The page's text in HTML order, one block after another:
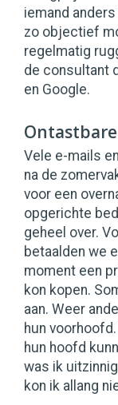
iemand anders
zo objectief
regelmatig
de consultant
en Google.
Vele e-mails
na de
voor een
opgerichte
geheel over.
betaalden we
moment een
kon kopen.
aan. Weer
hun
hun hoofd
was ik
kon ik allang